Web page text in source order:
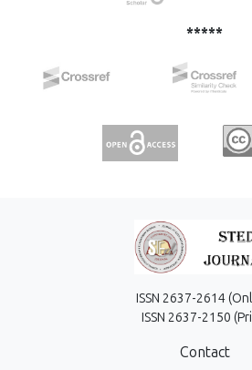
*****
ISSN 2637-2614
ISSN 2637-2150
Contact